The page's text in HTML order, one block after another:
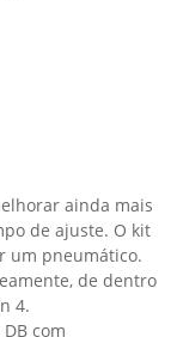
e regulagem, e
ainda mais
de ajuste. O kit
pneumático.